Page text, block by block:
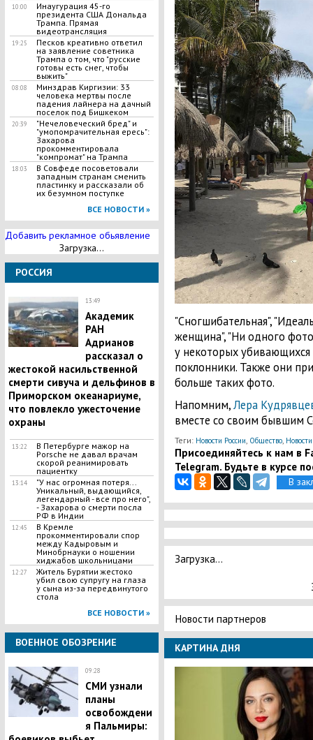
10:00
Инаугурация 45-го
президента США Дональда
Трампа. Прямая
видеотрансляция
19:25
Песков креативно ответил
на заявление советника
Трампа о том, что "русские
готовы есть снег, чтобы
выжить"
08:08
Минздрав Киргизии: 33
человека мертвы после
падения лайнера на дачный
поселок под Бишкеком
20:39
"Нечеловеческий бред" и
"умопомрачительная ересь":
Захарова
прокомментировала
"компромат" на Трампа
18:03
В Совфеде посоветовали
западным странам сменить
пластинку и рассказали об
их безумном поступке
ВСЕ НОВОСТИ »
Добавить рекламное обьявление
Загрузка...
РОССИЯ
13:49
Академик
РАН
Адрианов
рассказал о
жестокой насильственной
смерти сивуча и дельфинов в
Приморском океанариуме,
что повлекло ужесточение
охраны
13:22
В Петербурге мажор на
Porsche не давал врачам
скорой реанимировать
пациентку
13:14
"У нас огромная потеря...
Уникальный, выдающийся,
легендарный - все про него",
- Захарова о смерти посла
РФ в Индии
12:45
В Кремле
прокомментировали спор
между Кадыровым и
Минобрнауки о ношении
хиджабов школьницами
12:27
Житель Бурятии жестоко
убил свою супругу на глаза
у сына из-за передвинутого
стола
ВСЕ НОВОСТИ »
ВОЕННОЕ ОБОЗРЕНИЕ
09:28
СМИ узнали
планы
освобождени
я Пальмиры:
"Сногшибательная",
женщина", "Ни одного
у некоторых убивающихся
поклонники. Также они
больше таких фото.
Напомним,Лера
вместе со своим бывшим
Теги: Новости России, Общество,
Присоединяйтесь к нам в
Telegram. Будьте в курсе
В
Загрузка...
Новости партнеров
КАРТИНА ДНЯ